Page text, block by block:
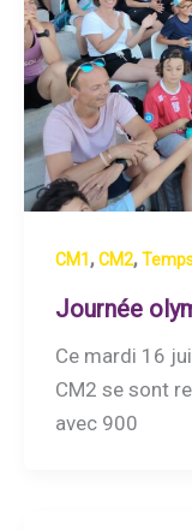
CM1 ,CM2,
Journée
Ce mardi 16
CM2 se sont
avec 900